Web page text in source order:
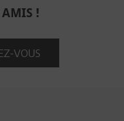
AMIS !
VOUS